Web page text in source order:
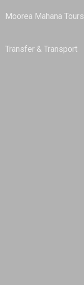
Moorea Mahana Tours
Transfer & Transport